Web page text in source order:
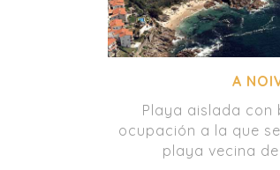
A
Playa aislada
ocupación a la que
playa vecina de